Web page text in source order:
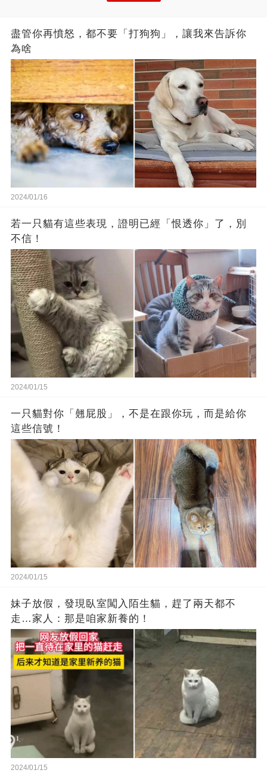
盡管你再憤怒，都不要「打狗狗」，讓我來告訴你
為啥
2024/01/16
若一只貓有這些表現，證明已經「恨透你」了，別
不信！
2024/01/15
一只貓對你「翹屁股」，不是在跟你玩，而是給你
這些信號！
2024/01/15
妹子放假，發現臥室闖入陌生貓，趕了兩天都不
走…家人：那是咱家新養的！
2024/01/15